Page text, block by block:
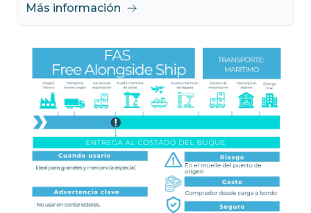
Más información